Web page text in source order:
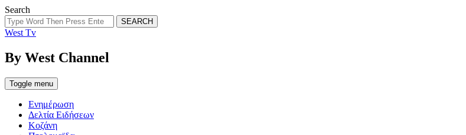
Search
SEARCH
West Tv
By West Channel
Toggle menu
Ενημέρωση
Δελτία Ειδήσεων
Κοζάνη